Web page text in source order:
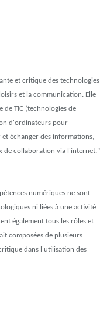
et critique des technologies
et la communication. Elle
de TIC (technologies de
d'ordinateurs pour
échanger des informations,
de collaboration via l'internet."
numériques ne sont
ni liées à une activité
également tous les rôles et
composées de plusieurs
dans l'utilisation des